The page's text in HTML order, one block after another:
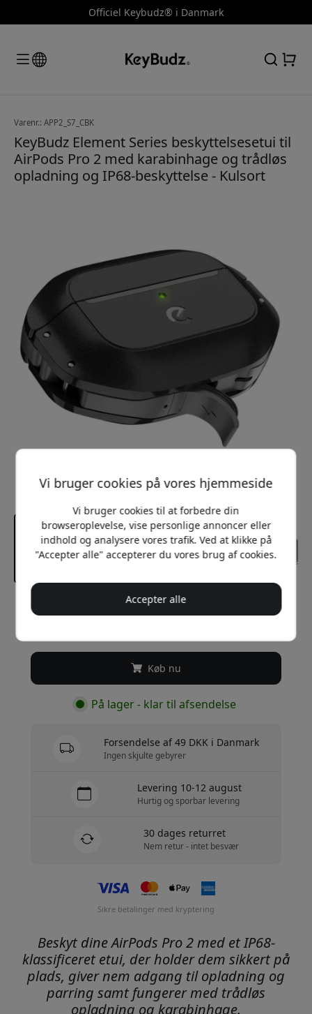
Officiel Keybudz® i Danmark
Varenr.: APP2_S7_CBK
KeyBudz Element Series beskyttelsesetui til
AirPods Pro 2 med karabinhage og trådløs
opladning og IP68-beskyttelse - Kulsort
Anbefalet pris
Køb nu
På lager - klar til afsendelse
Forsendelse af 49 DKK i Danmark
Ingen skjulte gebyrer
Levering 10-12 august
Hurtig og sporbar levering
30 dages returret
Nem retur - intet besvær
Sikre betalinger med kryptering
Beskyt dine AirPods Pro 2 med et IP68-
klassificeret etui, der holder dem sikkert på
plads, giver nem adgang til opladning og
parring samt fungerer med trådløs
opladning og karabinhage.
Vi bruger cookies på vores hjemmeside
Vi bruger cookies til at forbedre din
browseroplevelse, vise personlige annoncer eller
indhold og analysere vores trafik. Ved at klikke på
"Accepter alle" accepterer du vores brug af cookies.
Accepter alle